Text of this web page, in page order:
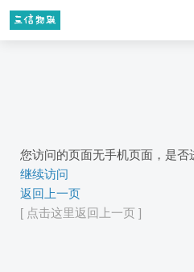
您访问的页面无手机页面，是否
继续访问
返回上一页
[ 点击这里返回上一页 ]